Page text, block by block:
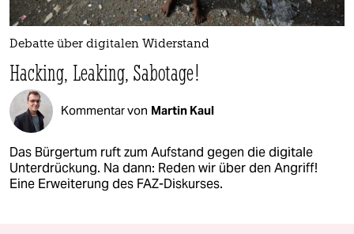
Debatte über digitalen Widerstand
Hacking, Leaking, Sabotage!
Kommentar von Martin Kaul
Das Bürgertum ruft zum Aufstand gegen die digitale
Unterdrückung. Na dann: Reden wir über den Angriff!
Eine Erweiterung des FAZ-Diskurses.